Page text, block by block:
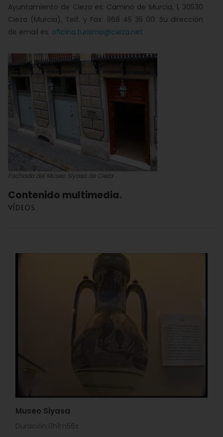
Ayuntamiento de Cieza es: Camino de Murcia, 1, 30530
Cieza (Murcia), Telf. y Fax: 968 45 35 00. Su dirección
de email es: oficina.turismo@cieza.net
Fachada del Museo Siyasa de Cieza
Contenido multimedia
VÍDEOS
Museo Siyasa
Duración:0h1m56s